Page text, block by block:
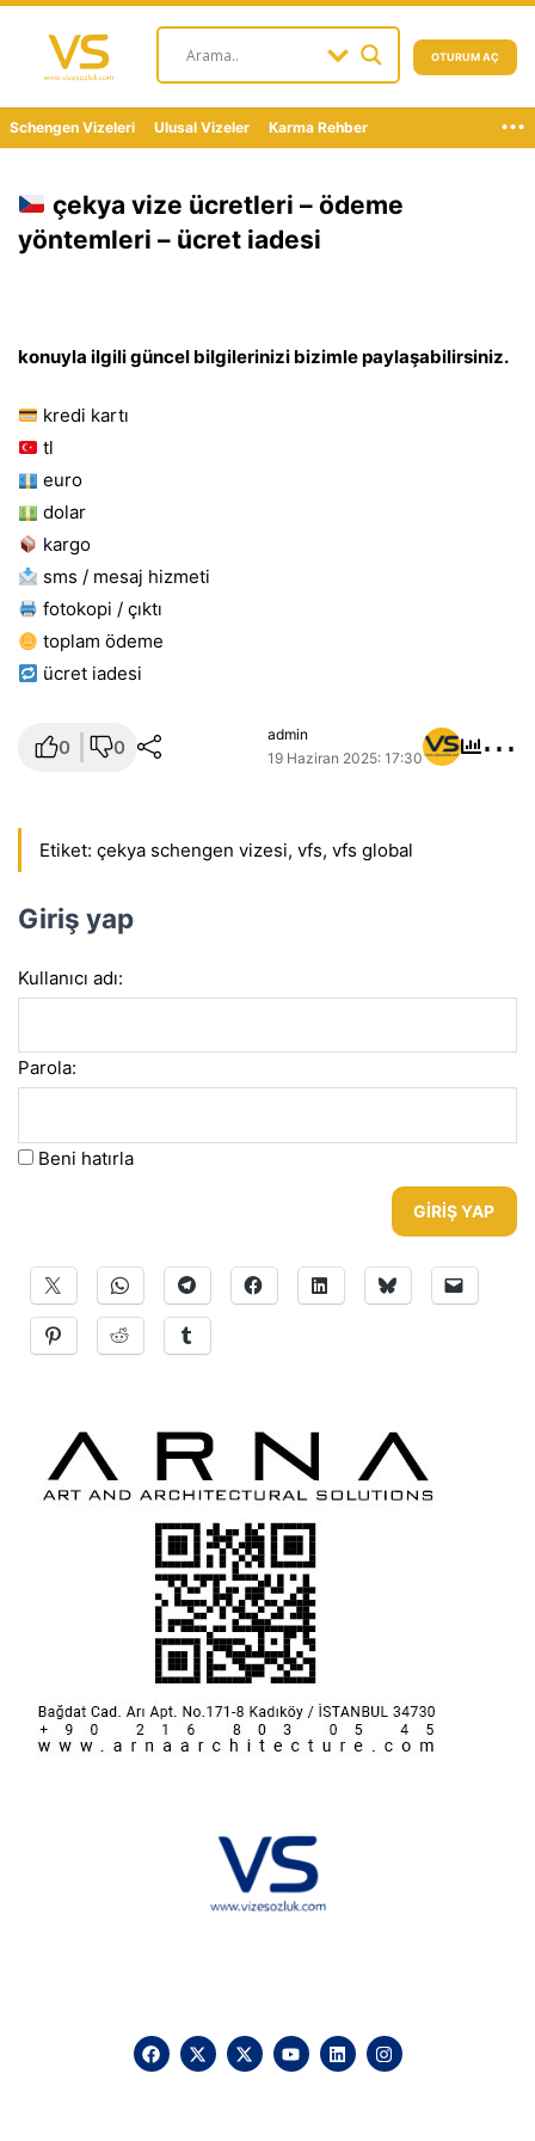
OTURUM AÇ
Schengen Vizeleri Ulusal Vizeler Karma Rehber ...
çekya vize ücretleri – ödeme
yöntemleri – ücret iadesi
konuyla ilgili güncel bilgilerinizi bizimle paylaşabilirsiniz.
kredi kartı
tl
euro
dolar
kargo
sms / mesaj hizmeti
fotokopi / çıktı
toplam ödeme
ücret i̇adesi
0 0
admin
19 Haziran 2025: 17:30
⋯
Etiket: çekya schengen vizesi, vfs, vfs global
Giriş yap
Kullanıcı adı:
Parola:
Beni hatırla
GIRIŞ YAP